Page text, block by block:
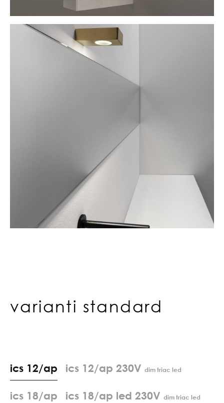
varianti standard
ics 12/ap ics 12/ap 230V dim triac led
ics 18/ap ics 18/ap led 230V dim triac led